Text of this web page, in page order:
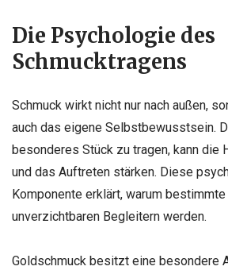
Die Psychologie des
Schmucktragens
Schmuck wirkt nicht nur nach außen,
auch das eigene Selbstbewusstsein.
besonderes Stück zu tragen, kann die
und das Auftreten stärken. Diese
Komponente erklärt, warum
unverzichtbaren Begleitern werden.
Goldschmuck besitzt eine besondere